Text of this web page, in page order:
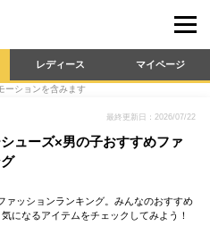
レディース マイページ
ーションを含みます
最終更新日：2026/07/22
シューズ×男の子おすすめファ
ァッションランキング。みんなのおすすめ
になるアイテムをチェックしてみよう！